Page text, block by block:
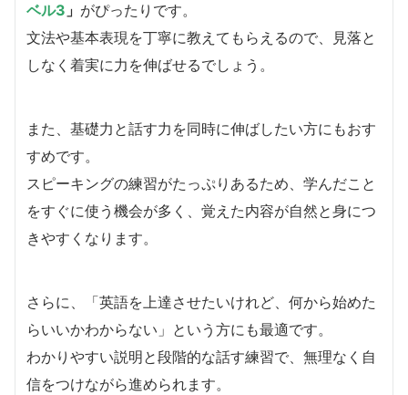
ベル3 」 がぴったりです。
文法や基本表現を丁寧に教えてもらえるので、見落と
しなく着実に力を伸ばせるでしょう。
また、基礎力と話す力を同時に伸ばしたい方にもおす
すめです。
スピーキングの練習がたっぷりあるため、学んだこと
をすぐに使う機会が多く、覚えた内容が自然と身につ
きやすくなります。
さらに、「英語を上達させたいけれど、何から始めた
らいいかわからない」という方にも最適です。
わかりやすい説明と段階的な話す練習で、無理なく自
信をつけながら進められます。